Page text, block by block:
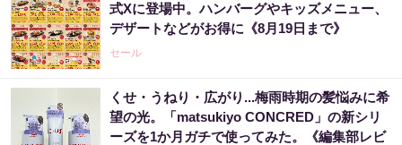
式Xに登場中。ハンバーグやキッズメニュー、
デザートなどがお得に《8月19日まで》
セール
くせ・うねり・広がり...梅雨時期の髪悩みに希
望の光。「matsukiyo CONCRED」の新シリ
ーズを1か月ガチで使ってみた。《編集部レビ